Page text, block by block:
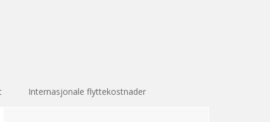
Internasjonale flyttekostnader